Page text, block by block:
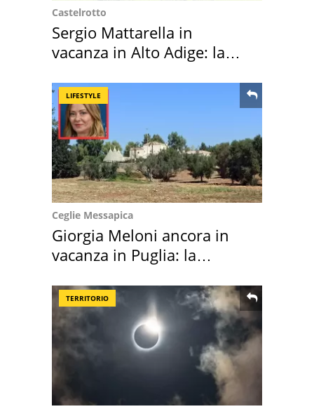
Castelrotto
Sergio Mattarella in
vacanza in Alto Adige: la
LIFESTYLE
Ceglie Messapica
Giorgia Meloni ancora in
vacanza in Puglia: la
TERRITORIO